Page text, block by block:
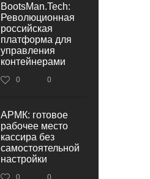
BootsMan.Tech:
Революционная
российская
платформа для
управления
контейнерами
0 0
АРМК: готовое
рабочее место
кассира без
самостоятельной
настройки
0 0